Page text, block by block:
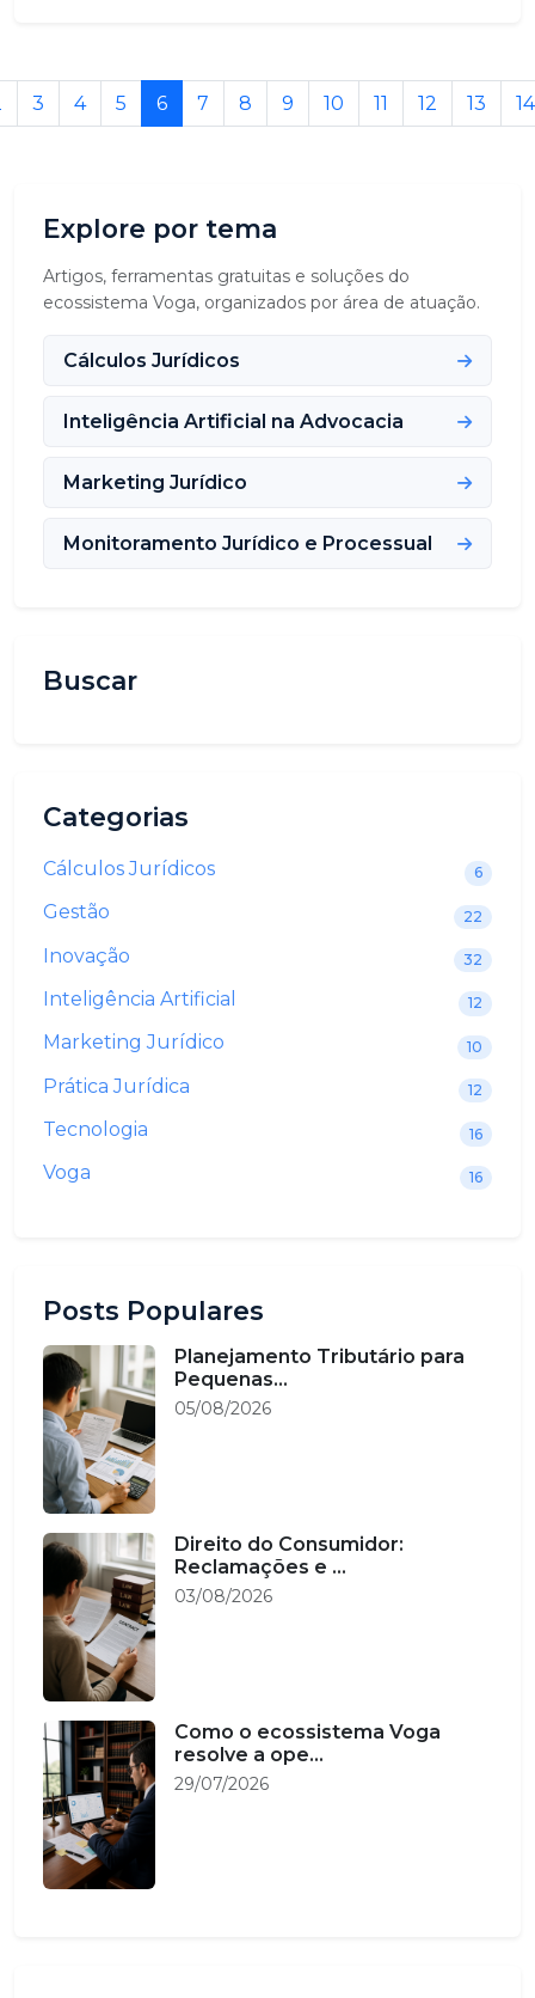
3 4 5 6 7 8 9 10 11 12 13 14
Explore por tema
Artigos, ferramentas gratuitas e soluções do
ecossistema Voga, organizados por área de atuação.
Cálculos Jurídicos
Inteligência Artificial na Advocacia
Marketing Jurídico
Monitoramento Jurídico e Processual
Buscar
Categorias
Cálculos Jurídicos 6
Gestão 22
Inovação 32
Inteligência Artificial 12
Marketing Jurídico 10
Prática Jurídica 12
Tecnologia 16
Voga 16
Posts Populares
Planejamento Tributário para
Pequenas...
05/08/2026
Direito do Consumidor:
Reclamações e ...
03/08/2026
Como o ecossistema Voga
resolve a ope...
29/07/2026